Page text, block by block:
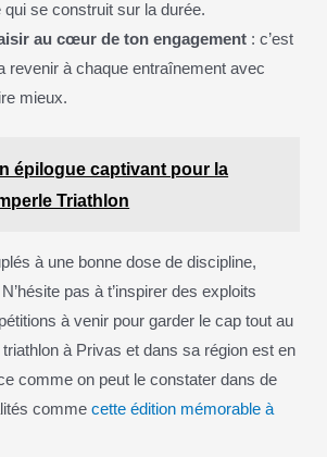
qui se construit sur la durée.
au cœur de ton engagement : c’est
revenir à chaque entraînement avec
mieux.
épilogue captivant pour la
Triathlon
à une bonne dose de discipline,
pas à t’inspirer des exploits
à venir pour garder le cap tout au
triathlon à Privas et dans sa région est en
comme on peut le constater dans de
comme cette édition mémorable à